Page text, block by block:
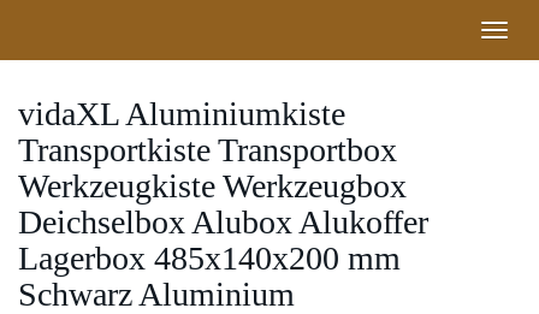
main
vidaXL Aluminiumkiste
Transportkiste Transportbox
Werkzeugkiste Werkzeugbox
Deichselbox Alubox Alukoffer
Lagerbox 485x140x200 mm
Schwarz Aluminium